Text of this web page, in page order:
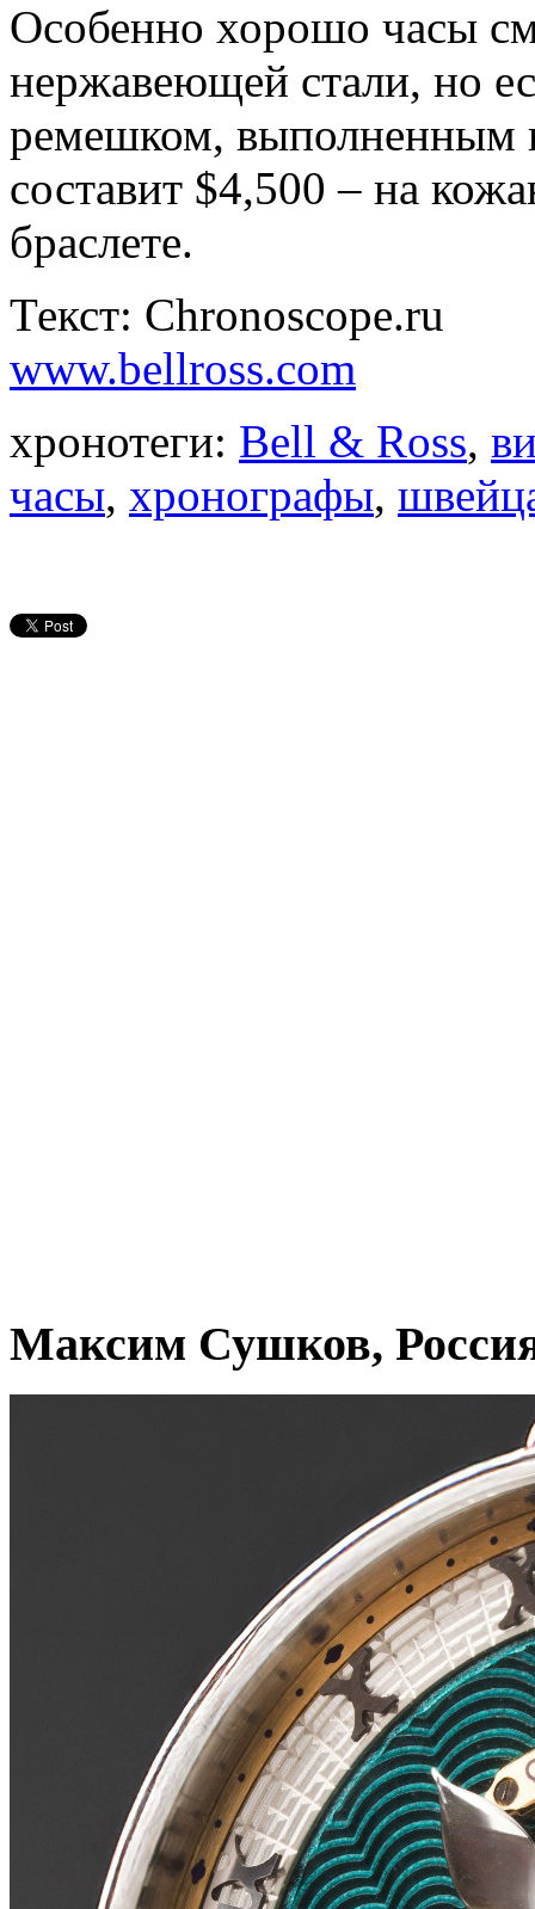
Особенно хорошо часы
нержавеющей стали, но
ремешком, выполненным
составит $4,500 – на
браслете.
Текст: Chronoscope.ru
www.bellross.com
хронотеги: Bell & Ross,
часы, хронографы,
Максим Сушков,